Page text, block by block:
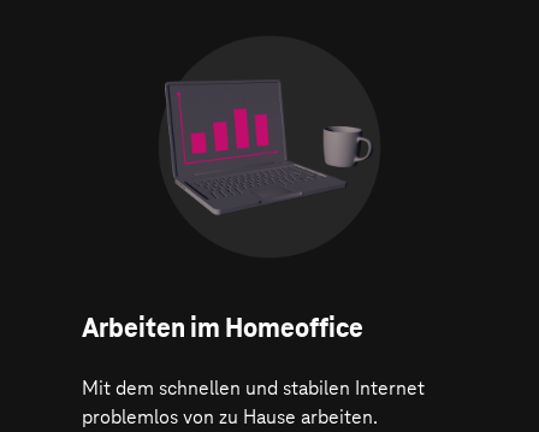
Arbeiten im Homeoffice
Mit dem schnellen und stabilen Internet
problemlos von zu Hause arbeiten.